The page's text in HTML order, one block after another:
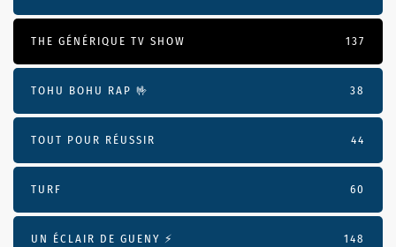
THE GÉNÉRIQUE TV SHOW 137
TOHU BOHU RAP 🤟 38
TOUT POUR RÉUSSIR 44
TURF 60
UN ÉCLAIR DE GUENY ⚡️ 148